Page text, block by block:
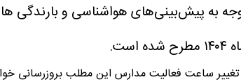
به پیش‌بینی‌های هواشناسی و
تغییر ساعت فعالیت مدارس این مطلب بروزرسانی